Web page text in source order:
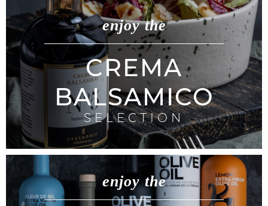
enjoy the
CREMA
BALSAMICO
SELECTION
enjoy the